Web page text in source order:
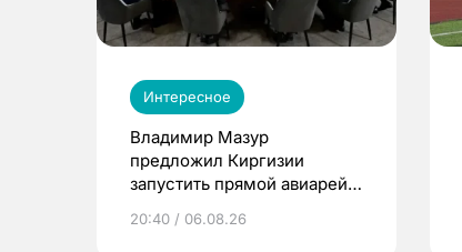
Интересное
Владимир Мазур
предложил Киргизии
запустить прямой авиарейс
20:40 / 06.08.26